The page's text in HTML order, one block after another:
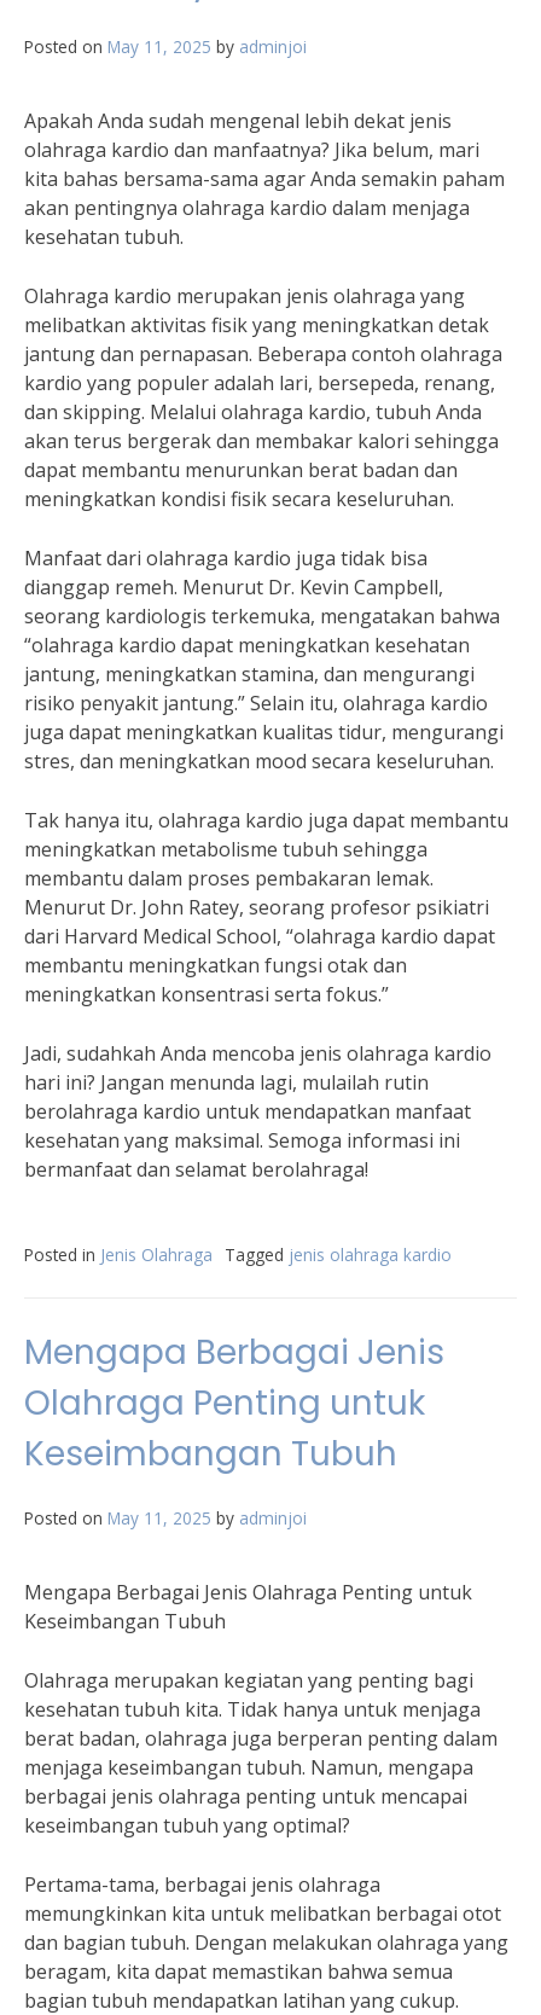
Posted on May 11, 2025 by adminjoi
Apakah Anda sudah mengenal lebih dekat jenis
olahraga kardio dan manfaatnya? Jika belum, mari
kita bahas bersama-sama agar Anda semakin paham
akan pentingnya olahraga kardio dalam menjaga
kesehatan tubuh.
Olahraga kardio merupakan jenis olahraga yang
melibatkan aktivitas fisik yang meningkatkan detak
jantung dan pernapasan. Beberapa contoh olahraga
kardio yang populer adalah lari, bersepeda, renang,
dan skipping. Melalui olahraga kardio, tubuh Anda
akan terus bergerak dan membakar kalori sehingga
dapat membantu menurunkan berat badan dan
meningkatkan kondisi fisik secara keseluruhan.
Manfaat dari olahraga kardio juga tidak bisa
dianggap remeh. Menurut Dr. Kevin Campbell,
seorang kardiologis terkemuka, mengatakan bahwa
“olahraga kardio dapat meningkatkan kesehatan
jantung, meningkatkan stamina, dan mengurangi
risiko penyakit jantung.” Selain itu, olahraga kardio
juga dapat meningkatkan kualitas tidur, mengurangi
stres, dan meningkatkan mood secara keseluruhan.
Tak hanya itu, olahraga kardio juga dapat membantu
meningkatkan metabolisme tubuh sehingga
membantu dalam proses pembakaran lemak.
Menurut Dr. John Ratey, seorang profesor psikiatri
dari Harvard Medical School, “olahraga kardio dapat
membantu meningkatkan fungsi otak dan
meningkatkan konsentrasi serta fokus.”
Jadi, sudahkah Anda mencoba jenis olahraga kardio
hari ini? Jangan menunda lagi, mulailah rutin
berolahraga kardio untuk mendapatkan manfaat
kesehatan yang maksimal. Semoga informasi ini
bermanfaat dan selamat berolahraga!
Posted in Jenis Olahraga Tagged jenis olahraga kardio
Mengapa Berbagai Jenis
Olahraga Penting untuk
Keseimbangan Tubuh
Posted on May 11, 2025 by adminjoi
Mengapa Berbagai Jenis Olahraga Penting untuk
Keseimbangan Tubuh
Olahraga merupakan kegiatan yang penting bagi
kesehatan tubuh kita. Tidak hanya untuk menjaga
berat badan, olahraga juga berperan penting dalam
menjaga keseimbangan tubuh. Namun, mengapa
berbagai jenis olahraga penting untuk mencapai
keseimbangan tubuh yang optimal?
Pertama-tama, berbagai jenis olahraga
memungkinkan kita untuk melibatkan berbagai otot
dan bagian tubuh. Dengan melakukan olahraga yang
beragam, kita dapat memastikan bahwa semua
bagian tubuh mendapatkan latihan yang cukup.